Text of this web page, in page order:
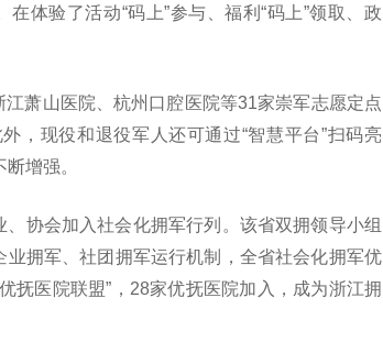
体验了活动“码上”参与、福利“码上”领取、政
萧山医院、杭州口腔医院等31家崇军志愿定点
，现役和退役军人还可通过“智慧平台”扫码亮
增强。
协会加入社会化拥军行列。该省双拥领导小组
拥军、社团拥军运行机制，全省社会化拥军优
抚医院联盟”，28家优抚医院加入，成为浙江拥